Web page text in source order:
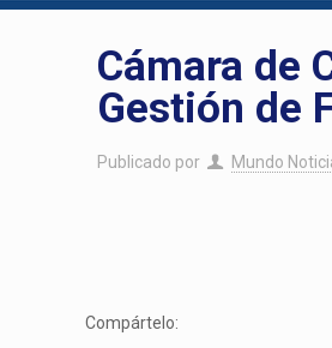
Cámara de
Gestión de
Publicado por Mundo
Compártelo: